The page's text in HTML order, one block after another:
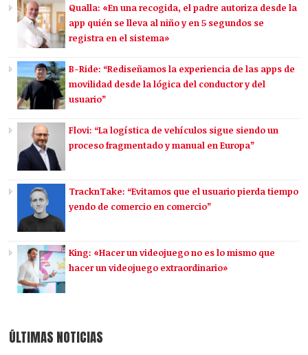
Qualla: «En una recogida, el padre autoriza desde la
app quién se lleva al niño y en 5 segundos se
registra en el sistema»
B-Ride: “Rediseñamos la experiencia de las apps de
movilidad desde la lógica del conductor y del
usuario”
Flovi: “La logística de vehículos sigue siendo un
proceso fragmentado y manual en Europa”
TracknTake: “Evitamos que el usuario pierda tiempo
yendo de comercio en comercio”
King: «Hacer un videojuego no es lo mismo que
hacer un videojuego extraordinario»
ÚLTIMAS NOTICIAS